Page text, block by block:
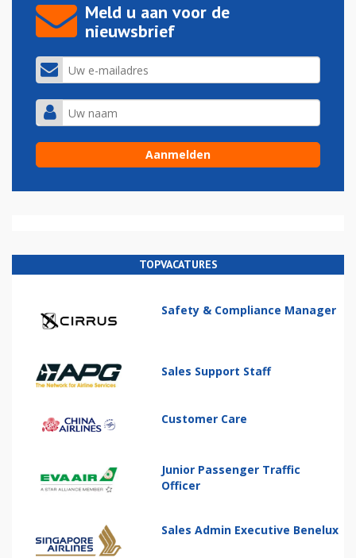
Meld u aan voor de
nieuwsbrief
TOPVACATURES
Safety & Compliance Manager
Sales Support Staff
Customer Care
Junior Passenger Traffic
Officer
Sales Admin Executive Benelux